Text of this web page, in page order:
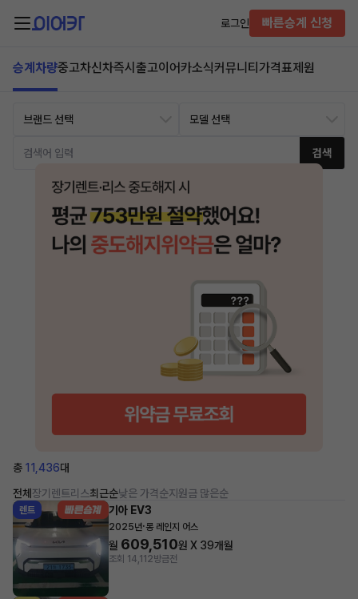
로그인 빠른승계 신청
승계차량중고차신차즉시출고이어카소식커뮤니티 가격표제원
검색
총 11,436대
전체 장기렌트리스최근순낮은 가격순지원금 많은순
렌트 기아 EV3
2025년·롱 레인지 어스
월 609,510원 X 39개월
조회 14,112방금전